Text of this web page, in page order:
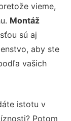
vieme,
Montáž
sú aj
aby ste
vašich
istotu v
Potom